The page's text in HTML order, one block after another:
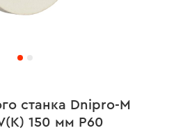
станка Dnipro-M
150 мм Р60